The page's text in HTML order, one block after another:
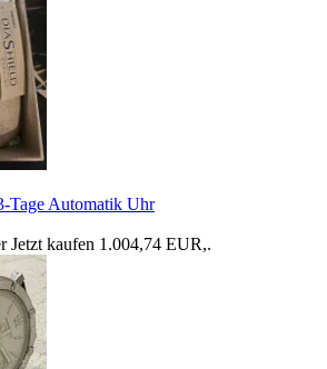
Tage Automatik Uhr
Jetzt kaufen 1.004,74 EUR,.